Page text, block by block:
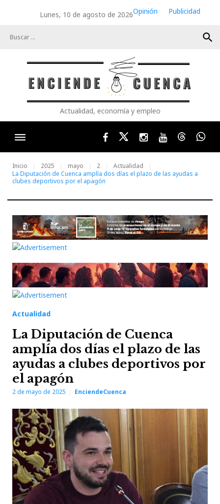
Lunes, 10 de agosto de 2026Opinión
Publicidad
search
Actualidad, economía y empleo
FacebookTwitterInstagram
YoutubeThreads
Inicio 2025 mayo 2
Actualidad
La Diputación de Cuenca amplía dos días el plazo de las ayudas a
clubes deportivos por el apagón
Actualidad
La Diputación de Cuenca
amplía dos días el plazo de las
ayudas a clubes deportivos por
el apagón
2 de mayo de 2025 EnciendeCuenca